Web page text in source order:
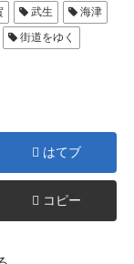
武生
海津
街道をゆく
はてブ
コピー